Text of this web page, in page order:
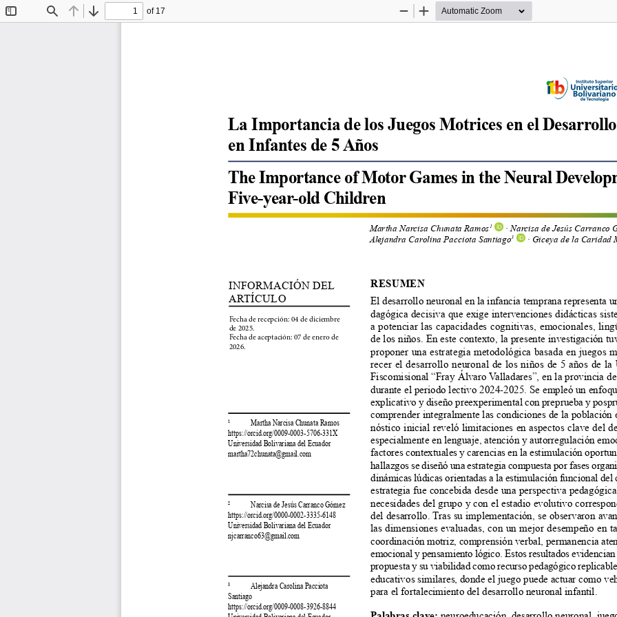
Find Previous
Next
of 17
Zoom
Zoom
INFORMACIÓN DEL
ARTÍCULO
La Importancia de los Juegos Motrices en el
en Infantes de 5 Años
The Importance of Motor Games in the Neural
Five-year-old Children
RESUMEN
El desarrollo neuronal en la infancia temprana representa
dagógica decisiva que exige intervenciones didácticas
a potenciar las capacidades cognitivas, emocionales,
de los niños. En este contexto, la presente investigación
proponer una estrategia metodológica basada en juegos
recer el desarrollo neuronal de los niños de 5 años de la
Fiscomisional “Fray Álvaro Valladares”, en la provincia de
durante el periodo lectivo 2024-2025. Se empleó un
explicativo y diseño preexperimental con preprueba y
comprender integralmente las condiciones de la población
nóstico inicial reveló limitaciones en aspectos clave del
especialmente en lenguaje, atención y autorregulación
factores contextuales y carencias en la estimulación
hallazgos se diseñó una estrategia compuesta por fases
dinámicas lúdicas orientadas a la estimulación funcional
estrategia fue concebida desde una perspectiva
necesidades del grupo y con el estadio evolutivo
del desarrollo. Tras su implementación, se observaron
las dimensiones evaluadas, con un mejor desempeño en
coordinación motriz, comprensión verbal, permanencia
emocional y pensamiento lógico. Estos resultados
propuesta y su viabilidad como recurso pedagógico
educativos similares, donde el juego puede actuar como
para el fortalecimiento del desarrollo neuronal infantil.
Palabras clave: neuroeducación, desarrollo neuronal,
Martha Narcisa Chunata Ramos 1 · Narcisa de Jesús Carranco
Alejandra Carolina Pacciota Santiago3 · Giceya de la Caridad
¹            Martha Narcisa Chunata Ramos
https://orcid.org/0009-0003-5706-331X
Universidad Bolivariana del Ecuador
martha72chunata@gmail.com
²            Narcisa de Jesús Carranco Gómez
https://orcid.org/0000-0002-3335-6148
Universidad Bolivariana del Ecuador
njcarranco63@gmail.com
³            Alejandra Carolina Pacciota
Santiago
https://orcid.org/0009-0008-3926-8844
Fecha de recepción: 04 de diciembre
de 2025.
Fecha de aceptación: 07 de enero de
2026.